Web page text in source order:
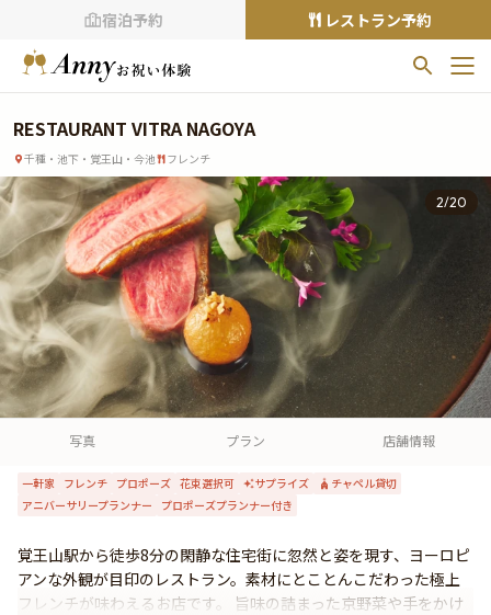
宿泊予約 レストラン予約
お気に入りプラン
お気に入りの登録がありません
プランの をクリックすることで
お気に入りに追加できます。
閲覧履歴
閲覧履歴はありません
過去に見たお店が最大10件まで表示されます。
10件を超えると、古いものから順に削除されます。
TOP
Annyお祝い体験について
よくあるご質問
お問い合わせ
RESTAURANT VITRA NAGOYA
千種・池下・覚王山・今池 フレンチ
2/20
写真 プラン 店舗情報
一軒家 フレンチ プロポーズ 花束選択可 サプライズ
チャペル貸切
アニバーサリープランナー
プロポーズプランナー付き
覚王山駅から徒歩8分の閑静な住宅街に忽然と姿を現す、ヨーロピ
アンな外観が目印のレストラン。素材にとことんこだわった極上
フレンチが味わえるお店です。 旨味の詰まった京野菜や手をかけ